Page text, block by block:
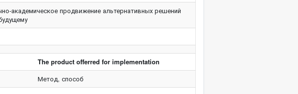
академическое продвижение альтернативных решений
The product offerred for implementation
Метод, способ